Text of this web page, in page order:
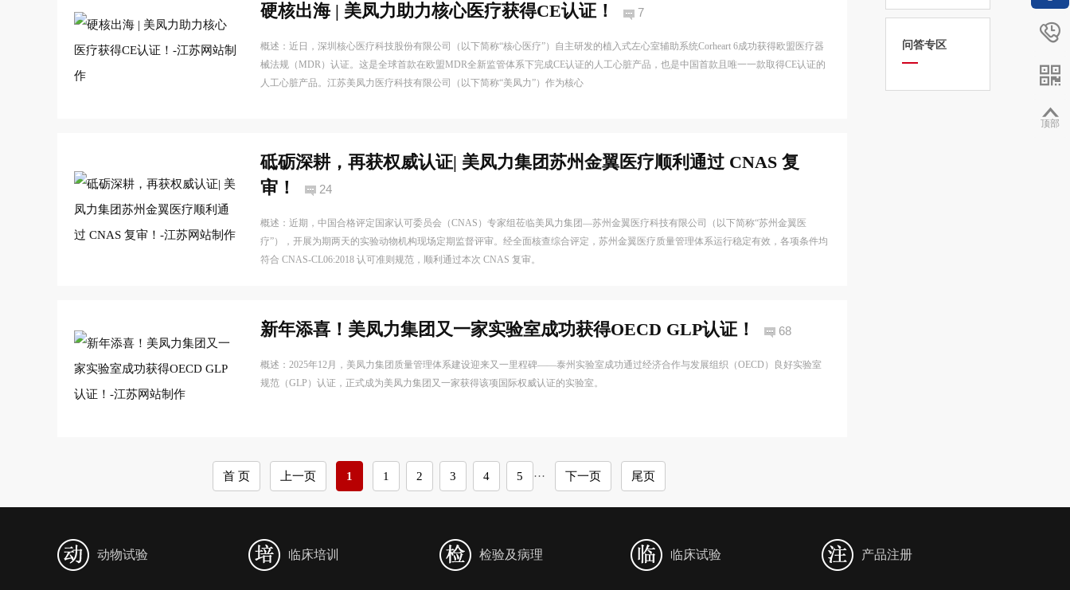
硬核出海 | 美凤力助力核心医疗获得CE认证！ 7
概述：近日，深圳核心医疗科技股份有限公司（以下简称“核心医疗”）自主研发的植入式左心室辅助系统Corheart 6成功获得欧盟医疗器
械法规（MDR）认证。这是全球首款在欧盟MDR全新监管体系下完成CE认证的人工心脏产品，也是中国首款且唯一一款取得CE认证的
人工心脏产品。江苏美凤力医疗科技有限公司（以下简称“美凤力”）作为核心
砥砺深耕，再获权威认证| 美凤力集团苏州金翼医疗顺利通过 CNAS 复
审！
24
概述：近期，中国合格评定国家认可委员会（CNAS）专家组莅临美凤力集团—苏州金翼医疗科技有限公司（以下简称“苏州金翼医
疗”），开展为期两天的实验动物机构现场定期监督评审。经全面核查综合评定，苏州金翼医疗质量管理体系运行稳定有效，各项条件均
符合 CNAS-CL06:2018 认可准则规范，顺利通过本次 CNAS 复审。
新年添喜！美凤力集团又一家实验室成功获得OECD GLP认证！ 68
概述：2025年12月，美凤力集团质量管理体系建设迎来又一里程碑——泰州实验室成功通过经济合作与发展组织（OECD）良好实验室
规范（GLP）认证，正式成为美凤力集团又一家获得该项国际权威认证的实验室。
首 页 上一页 1 1 2 3 4 5 ··· 下一页 尾页
问答专区
动物试验 临床培训 检验及病理 临床试验 产品注册



顶部